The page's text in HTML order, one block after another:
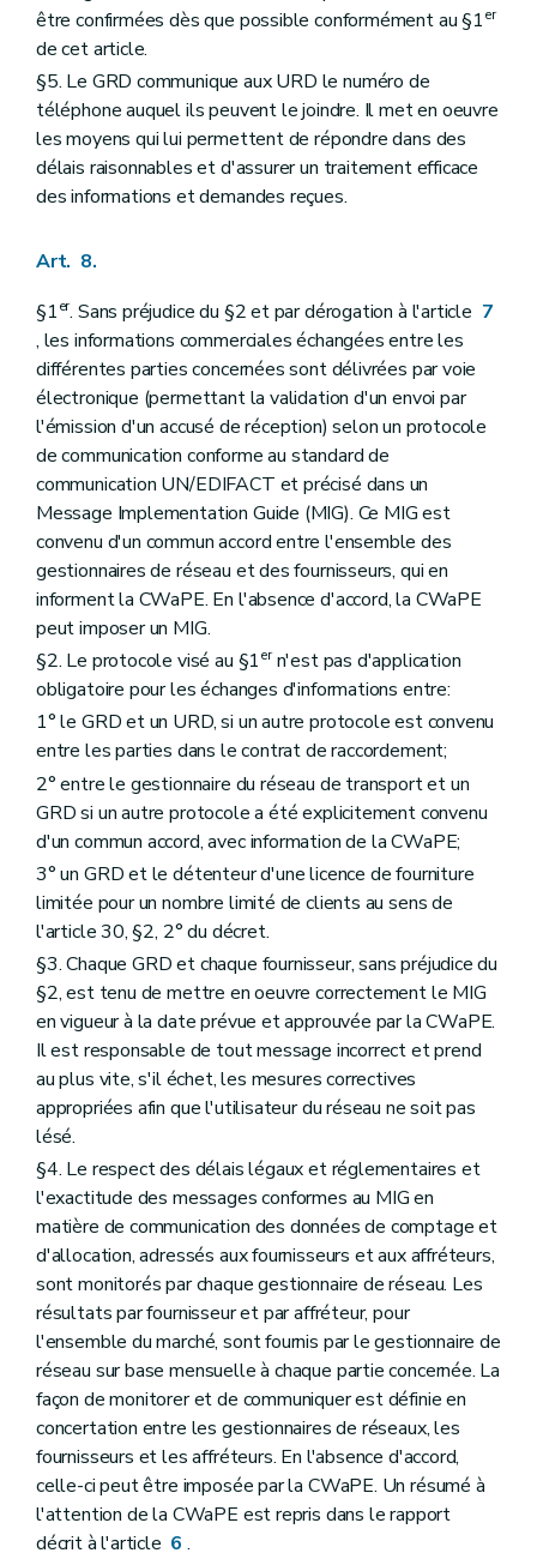
être confirmées dès que possible conformément au §1er
de cet article.
§5. Le GRD communique aux URD le numéro de
téléphone auquel ils peuvent le joindre. Il met en oeuvre
les moyens qui lui permettent de répondre dans des
délais raisonnables et d'assurer un traitement efficace
des informations et demandes reçues.
Art. 8.
§1er. Sans préjudice du §2 et par dérogation à l'article 7
, les informations commerciales échangées entre les
différentes parties concernées sont délivrées par voie
électronique (permettant la validation d'un envoi par
l'émission d'un accusé de réception) selon un protocole
de communication conforme au standard de
communication UN/EDIFACT et précisé dans un
Message Implementation Guide (MIG). Ce MIG est
convenu d'un commun accord entre l'ensemble des
gestionnaires de réseau et des fournisseurs, qui en
informent la CWaPE. En l'absence d'accord, la CWaPE
peut imposer un MIG.
§2. Le protocole visé au §1ern'est pas d'application
obligatoire pour les échanges d'informations entre:
1° le GRD et un URD, si un autre protocole est convenu
entre les parties dans le contrat de raccordement;
2° entre le gestionnaire du réseau de transport et un
GRD si un autre protocole a été explicitement convenu
d'un commun accord, avec information de la CWaPE;
3° un GRD et le détenteur d'une licence de fourniture
limitée pour un nombre limité de clients au sens de
l'article 30, §2, 2° du décret.
§3. Chaque GRD et chaque fournisseur, sans préjudice du
§2, est tenu de mettre en oeuvre correctement le MIG
en vigueur à la date prévue et approuvée par la CWaPE.
Il est responsable de tout message incorrect et prend
au plus vite, s'il échet, les mesures correctives
appropriées afin que l'utilisateur du réseau ne soit pas
lésé.
§4. Le respect des délais légaux et réglementaires et
l'exactitude des messages conformes au MIG en
matière de communication des données de comptage et
d'allocation, adressés aux fournisseurs et aux affréteurs,
sont monitorés par chaque gestionnaire de réseau. Les
résultats par fournisseur et par affréteur, pour
l'ensemble du marché, sont fournis par le gestionnaire de
réseau sur base mensuelle à chaque partie concernée. La
façon de monitorer et de communiquer est définie en
concertation entre les gestionnaires de réseaux, les
fournisseurs et les affréteurs. En l'absence d'accord,
celle-ci peut être imposée par la CWaPE. Un résumé à
l'attention de la CWaPE est repris dans le rapport
décrit à l'article 6 .